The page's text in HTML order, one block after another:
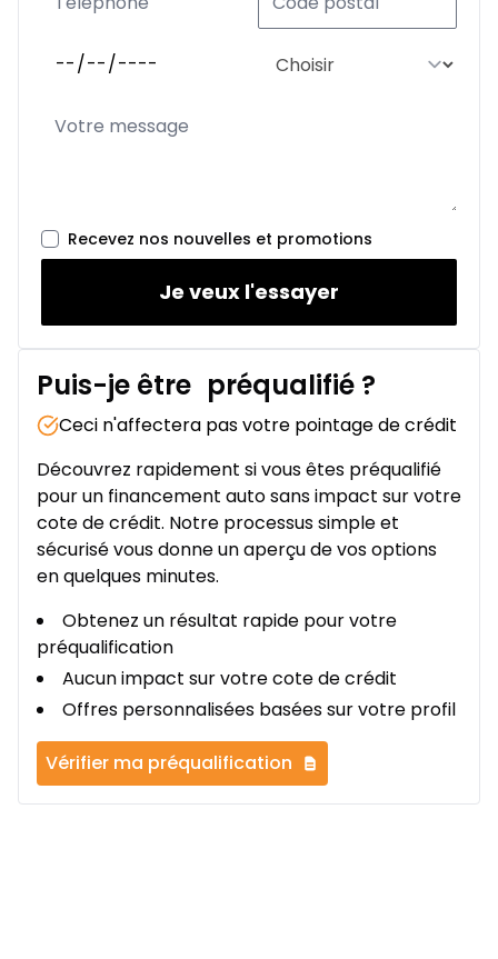
Recevez nos nouvelles et promotions
Je veux l'essayer
Puis-je être préqualifié ?
Ceci n'affectera pas votre pointage de crédit
Découvrez rapidement si vous êtes préqualifié
pour un financement auto sans impact sur votre
cote de crédit. Notre processus simple et
sécurisé vous donne un aperçu de vos options
en quelques minutes.
Obtenez un résultat rapide pour votre
préqualification
Aucun impact sur votre cote de crédit
Offres personnalisées basées sur votre profil
Vérifier ma préqualification